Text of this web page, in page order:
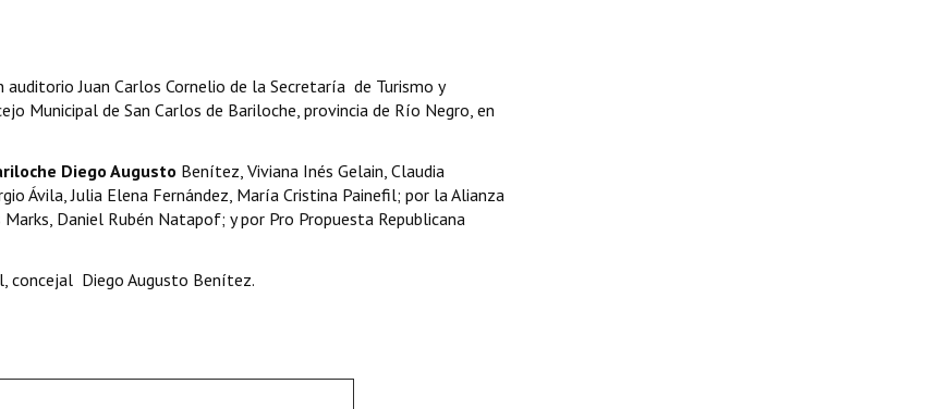
Juan Carlos Cornelio de la Secretaría de Turismo y
Municipal de San Carlos de Bariloche, provincia de Río Negro, en
Diego Augusto Benítez, Viviana Inés Gelain, Claudia
Ávila, Julia Elena Fernández, María Cristina Painefil; por la Alianza
Daniel Rubén Natapof; y por Pro Propuesta Republicana
concejal Diego Augusto Benítez.